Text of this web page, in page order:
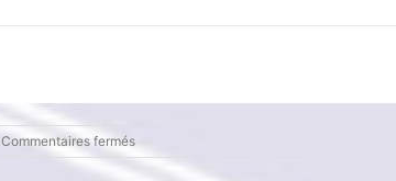
Commentaires ferméssur
Tournoi